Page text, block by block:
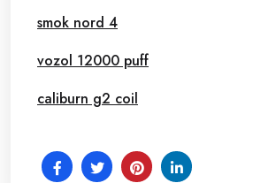
smok nord 4
vozol 12000 puff
caliburn g2 coil